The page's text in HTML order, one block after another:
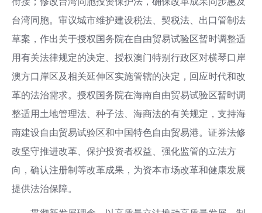
台湾同胞。审议城市维护建设税法、契税法、出口管制法
草案，作出关于授权国务院在自由贸易试验区暂时调整适
用有关法律规定的决定、授权澳门特别行政区对横琴口岸
澳方口岸区及相关延伸区实施管辖的决定，回应时代和改
革的法治需求。授权国务院在海南自由贸易试验区暂时调
整适用土地管理法、种子法、海商法的有关规定，支持海
南建设自由贸易试验区和中国特色自由贸易港。证券法修
改坚守推进改革、保护投资者权益、强化监管的立法方
向，确认注册制等改革成果，为资本市场改革和健康发展
提供法治保障。